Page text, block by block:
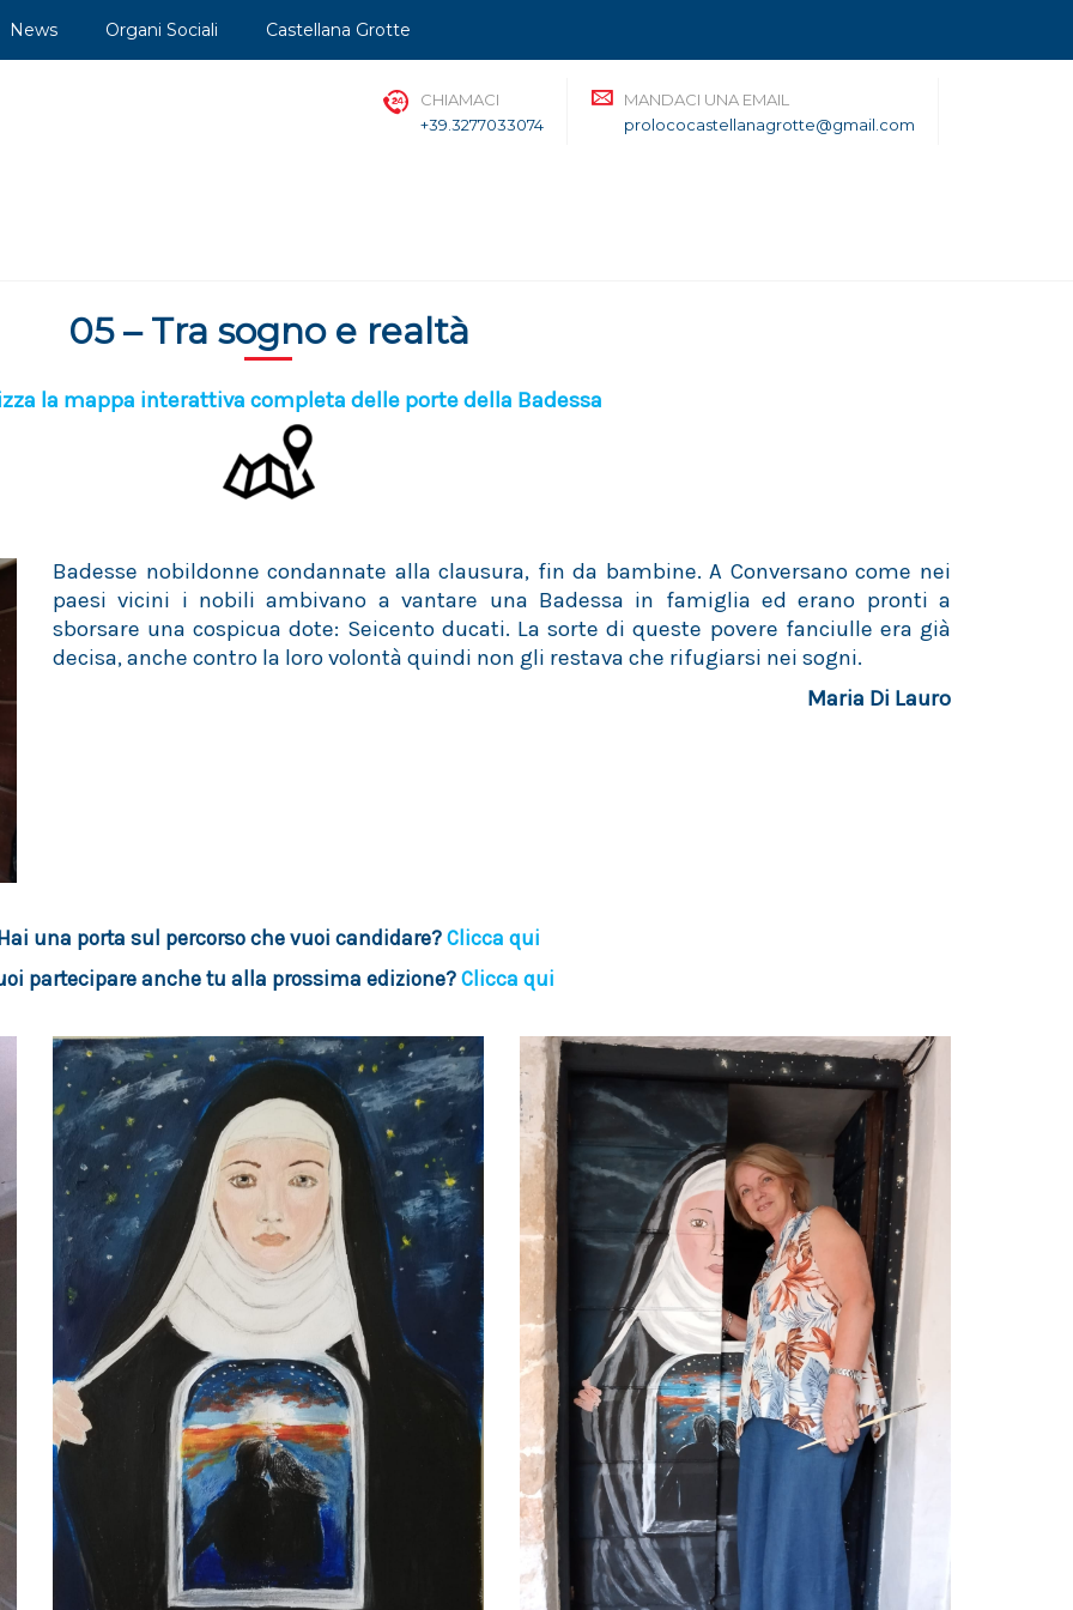
News Organi Sociali Castellana Grotte
CHIAMACI
+39.3277033074
MANDACI UNA EMAIL
prolococastellanagrotte@gmail.com
05 – Tra sogno e realtà
la mappa interattiva completa delle porte della Badessa
Badesse nobildonne condannate alla clausura, fin da bambine. A Conversano come nei
paesi vicini i nobili ambivano a vantare una Badessa in famiglia ed erano pronti a
sborsare una cospicua dote: Seicento ducati. La sorte di queste povere fanciulle era già
decisa, anche contro la loro volontà quindi non gli restava che rifugiarsi nei sogni.
Maria Di Lauro
una porta sul percorso che vuoi candidare? Clicca qui
partecipare anche tu alla prossima edizione? Clicca qui